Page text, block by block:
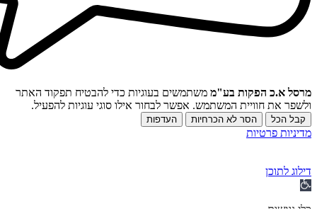
מרסל א.כ הפקות בע"ממשתמשים בעוגיות כדי להבטיח תפקוד האתר
ולשפר את חוויית המשתמש. אפשר לבחור אילו סוגי עוגיות להפעיל.
קבל הכל הסר לא הכרחיות העדפות
מדיניות פרטיות
דילוג לתוכן
פתח